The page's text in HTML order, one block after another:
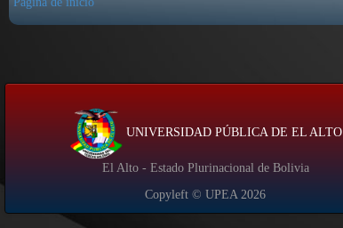
UNIVERSIDAD PÚBLICA DE EL ALTO
El Alto - Estado Plurinacional de Bolivia
Copyleft © UPEA2026